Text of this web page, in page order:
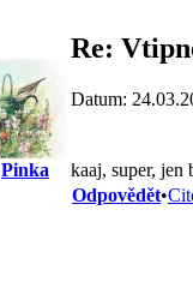
Pinka
Re:
Datum:
kaaj, super,
Odpovědět•